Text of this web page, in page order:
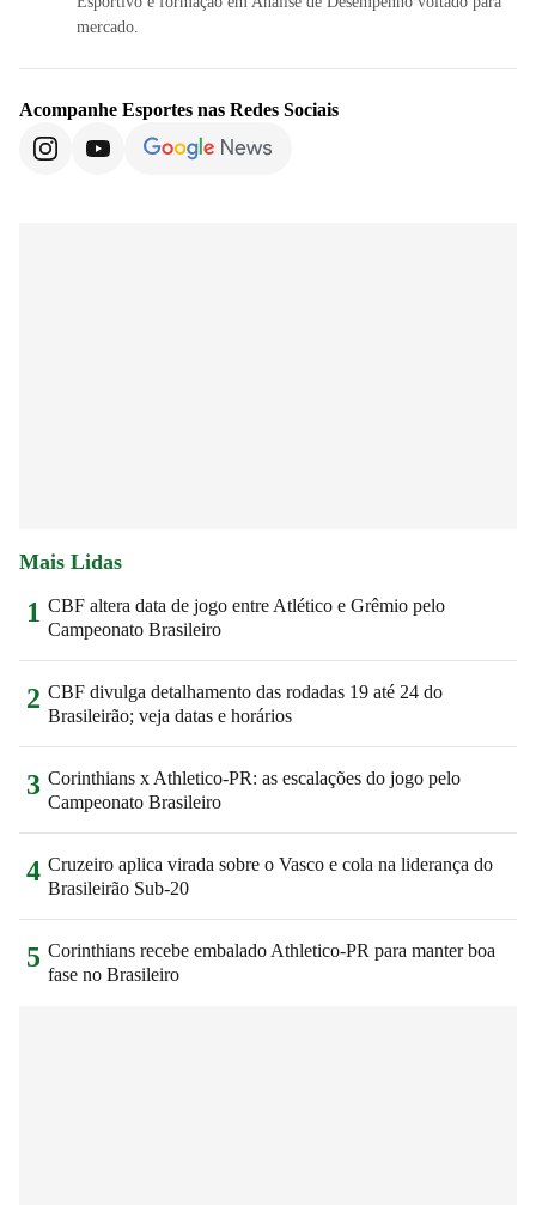
mercado.
Acompanhe Esportes nas Redes Sociais
Mais Lidas
1 CBF altera data de jogo entre Atlético e Grêmio pelo
Campeonato Brasileiro
2 CBF divulga detalhamento das rodadas 19 até 24 do
Brasileirão; veja datas e horários
3 Corinthians x Athletico-PR: as escalações do jogo pelo
Campeonato Brasileiro
4 Cruzeiro aplica virada sobre o Vasco e cola na liderança do
Brasileirão Sub-20
5 Corinthians recebe embalado Athletico-PR para manter boa
fase no Brasileiro